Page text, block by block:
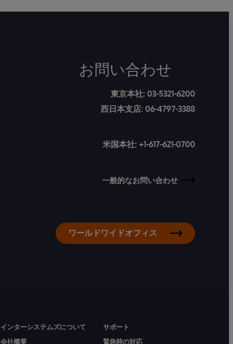
お問い合わせ
東京本社: 03-5321-6200
西日本支店: 06-4797-3388
米国本社: +1-617-621-0700
一般的なお問い合わせ
ワールドワイドオフィス
インターシステムズについて
会社概要
サポート
緊急時の対応